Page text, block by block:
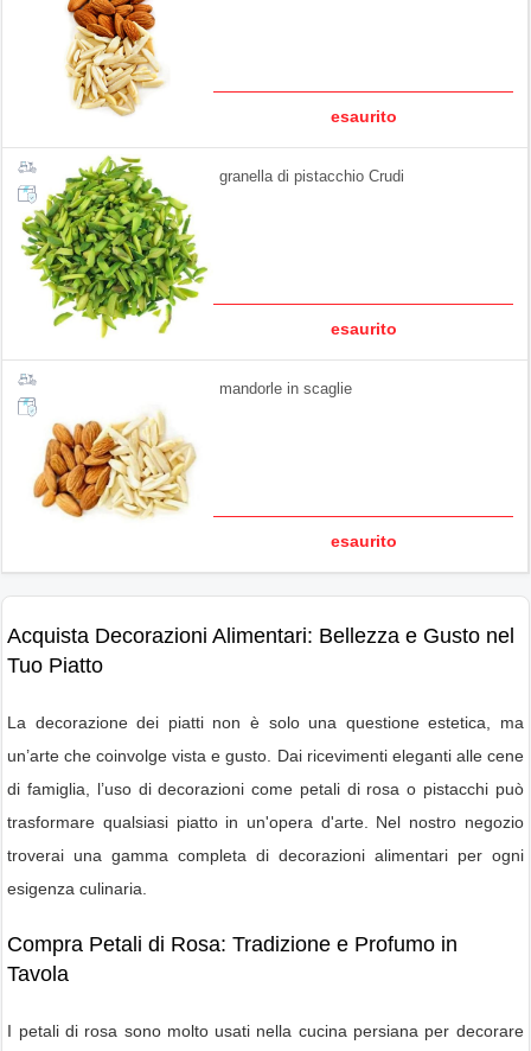
esaurito
granella di pistacchio Crudi
esaurito
mandorle in scaglie
esaurito
Acquista Decorazioni Alimentari: Bellezza e Gusto nel
Tuo Piatto
La decorazione dei piatti non è solo una questione estetica, ma
un’arte che coinvolge vista e gusto. Dai ricevimenti eleganti alle cene
di famiglia, l’uso di decorazioni come petali di rosa o pistacchi può
trasformare qualsiasi piatto in un'opera d'arte. Nel nostro negozio
troverai una gamma completa di decorazioni alimentari per ogni
esigenza culinaria.
Compra Petali di Rosa: Tradizione e Profumo in
Tavola
I petali di rosa sono molto usati nella cucina persiana per decorare